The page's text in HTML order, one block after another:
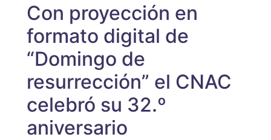
Con proyección en
formato digital de
“Domingo de
resurrección” el CNAC
celebró su 32.º
aniversario